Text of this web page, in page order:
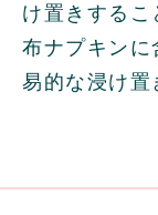
け置きするこ
布ナプキンに
易的な浸け置